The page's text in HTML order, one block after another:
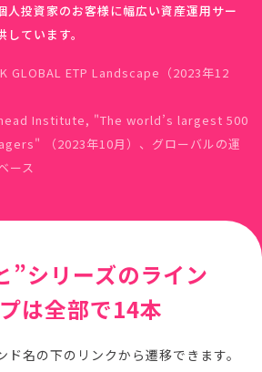
人投資家のお客様に幅広い資産運用サー
ています。
GLOBAL ETP Landscape（2023年12
Institute, "The world’s largest 500
（2023年10月）、グローバルの運
ース
”シリーズのライン
は全部で14本
名の下のリンクから遷移できます。